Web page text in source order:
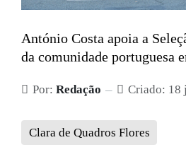
António Costa apoia a
da comunidade portuguesa
Por: Redação Criado: 18
Clara de Quadros Flores